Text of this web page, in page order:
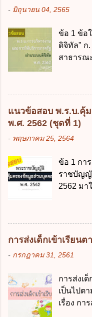
โปร่งใส
บัญญัติวิธี
ให้การบริ
เกินร้อย
กฎหมาย
ธรรมเนี
เพื่อการ
ข้อใด ก
ข. เพื่อป็
ถิ่น ค. มีเ
เลี่ยงได้
ประกอบ
ข้อใด ก.
จัดสรรง
- มิถุนายน 04, 2565
ข้อ 1 ข้อ
ดิจิทัล" ก.
สาธารณ
การบริ
ข้อมูลภา
หนึ่ง เพื่
พัฒนารั
การบริห
สาธารณ
ดิจิทัลอย่
โครงสร้
ตามมาต
จ่ายงบ
ตามเป้า
เกี่ยวกับ
รับผิดช
หน่วยงา
การบริห
แนวข้อสอบ พ.ร.บ.คุ้
พ.ศ. 2562 (ชุดที่ 1)
- พฤษภาคม 25, 2564
ข้อ 1 กา
ราชบัญญั
2562 ม
ข. พระ
กระทรว
หน่วยง
บุคคลไ
ข้อมูลส่ว
ด้านควา
ข้อ 3 โด
ข้อมูลส่ว
การส่งเด็กเข้าเรียน
- กรกฎาคม 31, 2561
การส่งเ
เป็นไปต
เรื่อง กา